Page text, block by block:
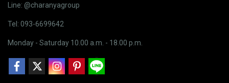
Line: @charanyagroup
Tel: 093-6699642
Monday - Saturday 10.00 a.m. - 18.00 p.m.